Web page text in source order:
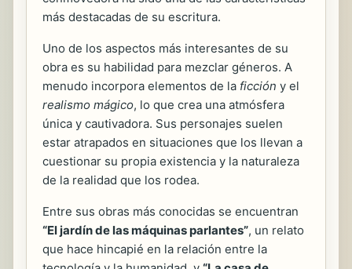
más destacadas de su escritura.
Uno de los aspectos más interesantes de su
obra es su habilidad para mezclar géneros. A
menudo incorpora elementos de la ficción y el
realismo mágico, lo que crea una atmósfera
única y cautivadora. Sus personajes suelen
estar atrapados en situaciones que los llevan a
cuestionar su propia existencia y la naturaleza
de la realidad que los rodea.
Entre sus obras más conocidas se encuentran
“El jardín de las máquinas parlantes”, un relato
que hace hincapié en la relación entre la